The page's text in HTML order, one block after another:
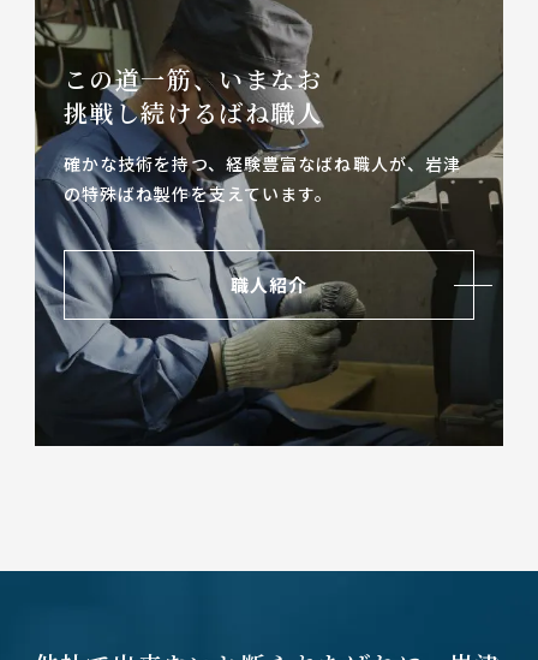
この道一筋、いまなお
挑戦し続けるばね職人
確かな技術を持つ、経験豊富なばね職人が、岩津
の特殊ばね製作を支えています。
職人紹介